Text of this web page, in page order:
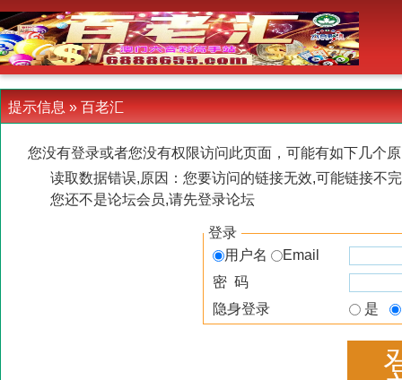
提示信息 » 百老汇
您没有登录或者您没有权限访问此页面，可能有如下几个
读取数据错误,原因：您要访问的链接无效,可能链接不
您还不是论坛会员,请先登录论坛
登录
用户名
Email
密 码
隐身登录
是